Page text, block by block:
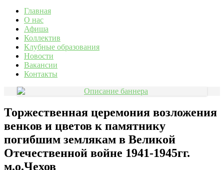
Васькино
городского
округа
Чехов
Главная
О нас
Афиша
Коллектив
Клубные образования
Новости
Вакансии
Контакты
Торжественная церемония возложения
венков и цветов к памятнику
погибшим землякам в Великой
Отечественной войне 1941-1945гг.
м.о.Чехов